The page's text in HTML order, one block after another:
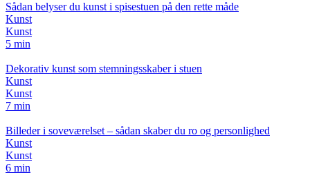
Sådan belyser du kunst i spisestuen på den rette måde
Kunst
Kunst
5 min
Dekorativ kunst som stemningsskaber i stuen
Kunst
Kunst
7 min
Billeder i soveværelset – sådan skaber du ro og personlighed
Kunst
Kunst
6 min